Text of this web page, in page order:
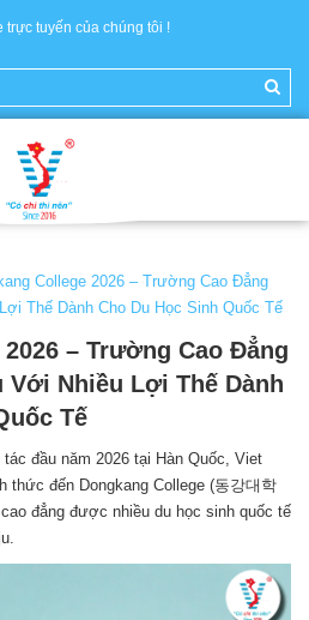
tuyến của chúng tôi !
College 2026 – Trường Cao Đẳng
Thế Dành Cho Du Học Sinh Quốc Tế
– Trường Cao Đẳng
Với Nhiều Lợi Thế Dành
Tế
đầu năm 2026 tại Hàn Quốc, Viet
thức đến Dongkang College (동강대학
đẳng được nhiều du học sinh quốc tế